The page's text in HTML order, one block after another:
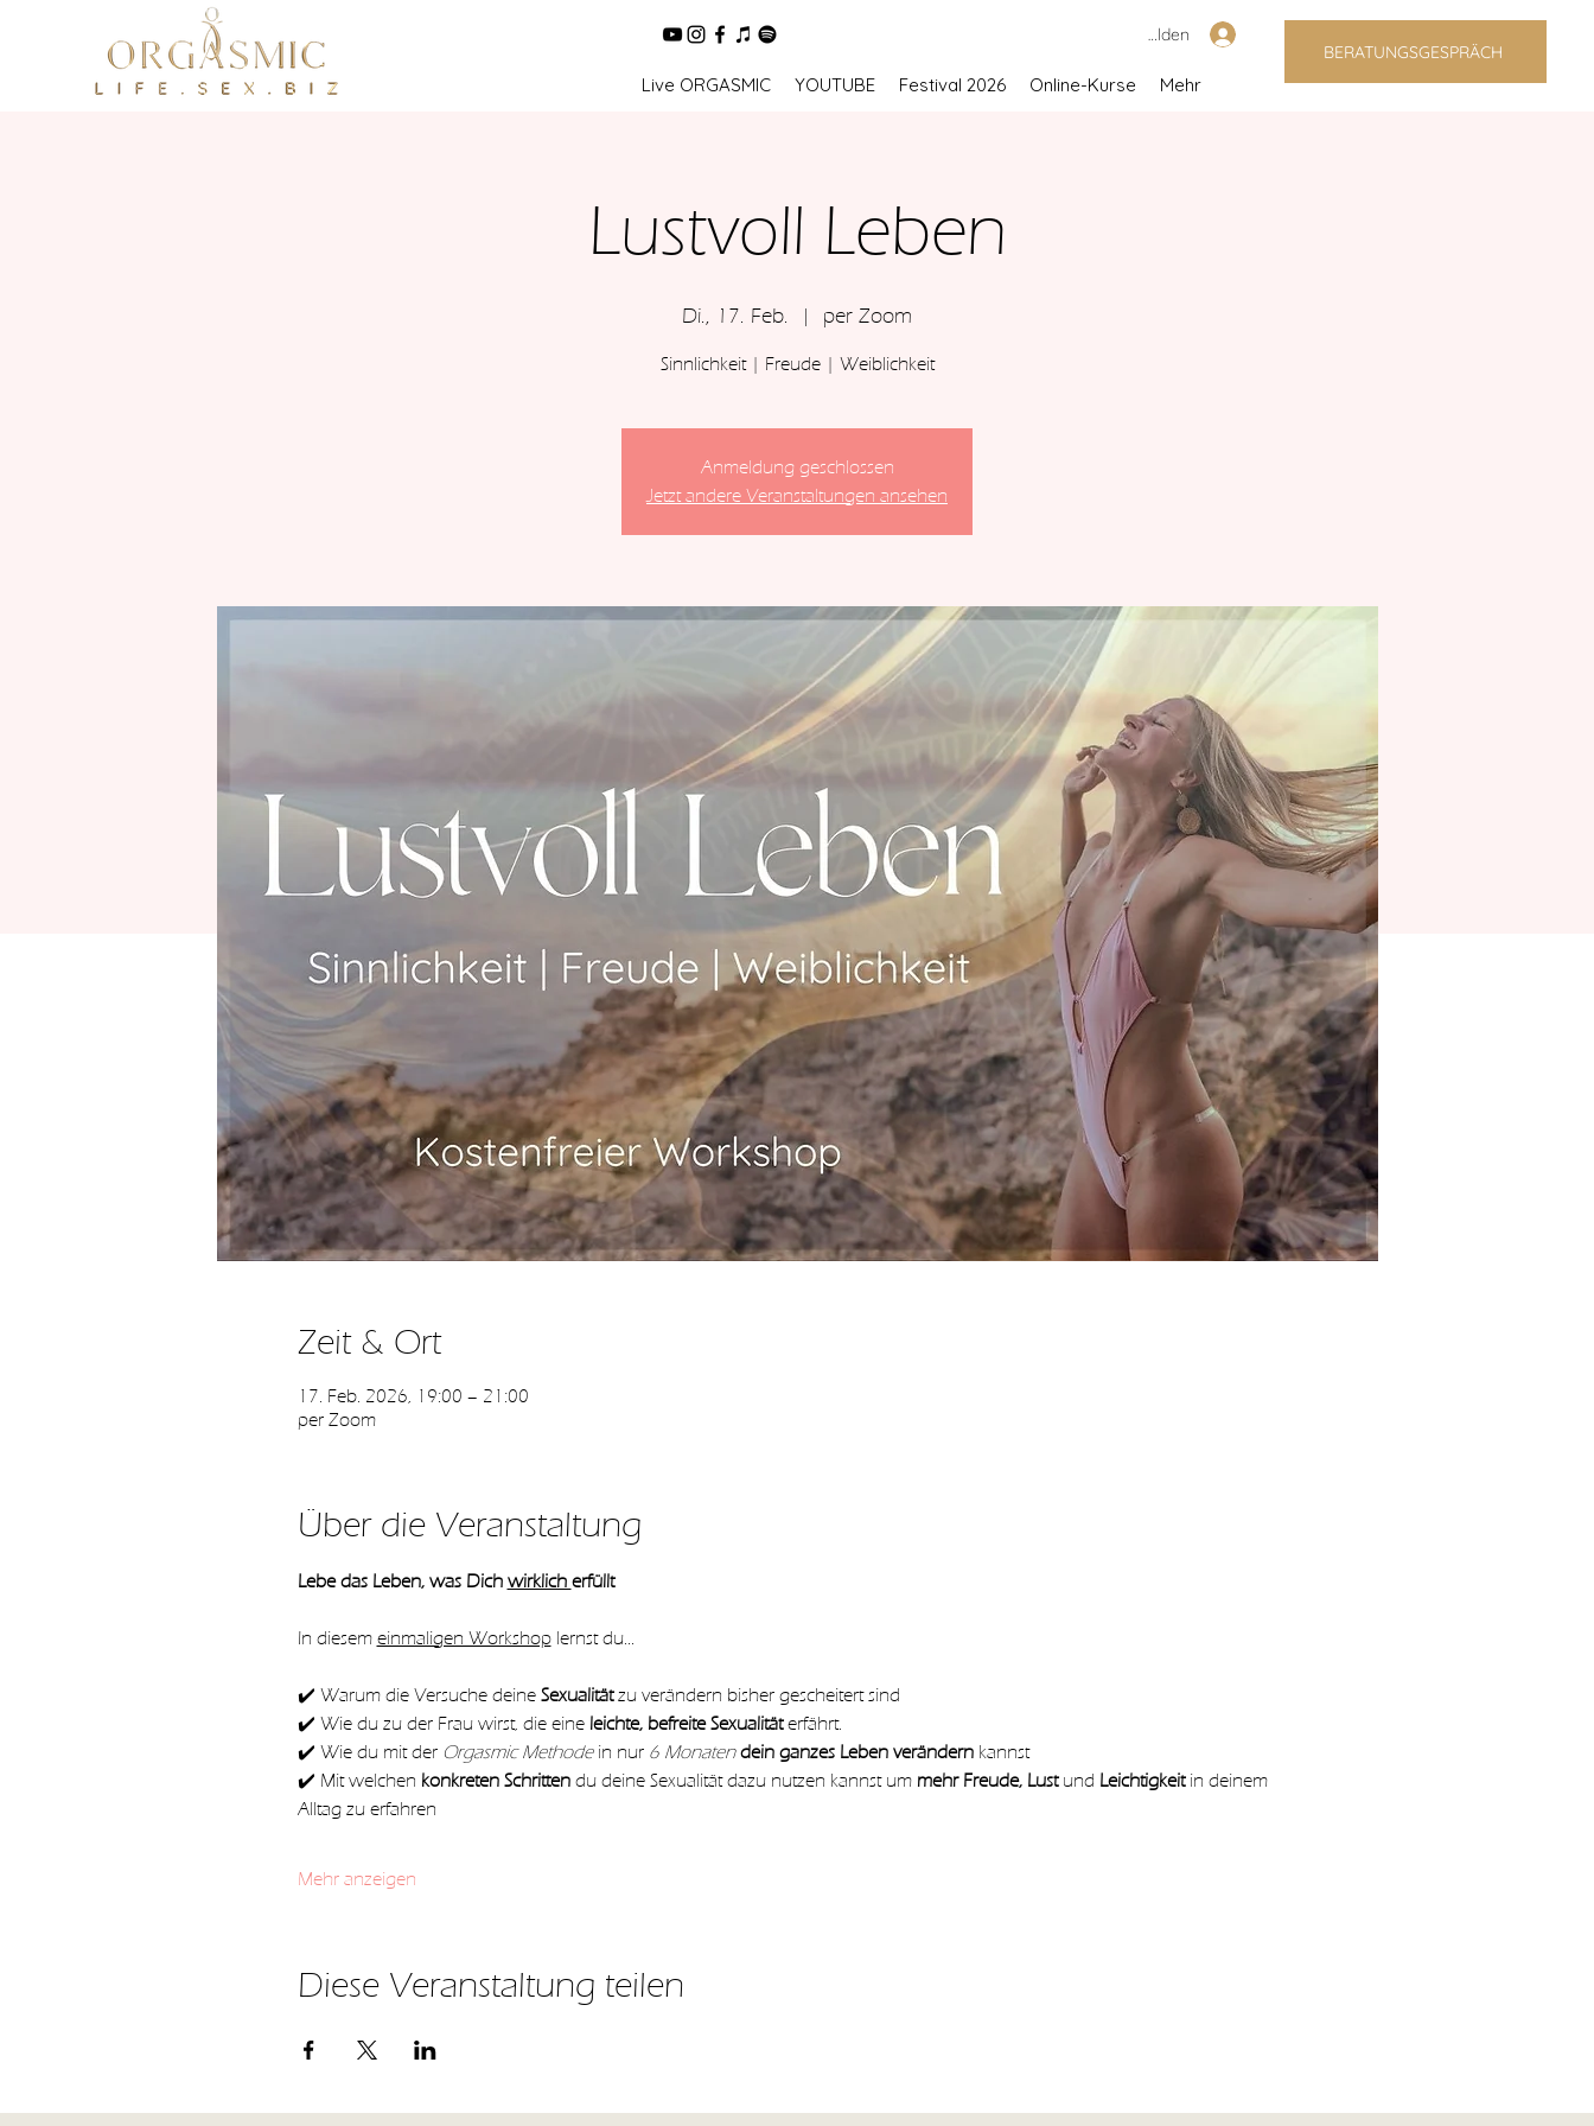
Anmelden
Live ORGASMIC YOUTUBE Festival 2026 Online-Kurse Mehr
BERATUNGSGESPRÄCH
Lustvoll Leben
Di., 17. Feb.
  |
per Zoom
Sinnlichkeit | Freude | Weiblichkeit
Anmeldung geschlossen
Jetzt andere Veranstaltungen ansehen
Zeit & Ort
17. Feb. 2026, 19:00 – 21:00
per Zoom
Über die Veranstaltung
Lebe das Leben, was Dich wirklich erfüllt
In diesem einmaligen Workshop lernst du…
✔️ Warum die Versuche deine Sexualität zu verändern bisher gescheitert sind
✔️ Wie du zu der Frau wirst, die eine leichte, befreite Sexualität erfährt.
✔️ Wie du mit der Orgasmic Methode in nur 6 Monaten dein ganzes Leben verändern kannst
✔️ Mit welchen konkreten Schritten du deine Sexualität dazu nutzen kannst um mehr Freude, Lust und Leichtigkeit in deinem
Alltag zu erfahren
Mehr anzeigen
Diese Veranstaltung teilen